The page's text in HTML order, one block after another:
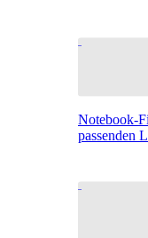
Notebook-
passenden